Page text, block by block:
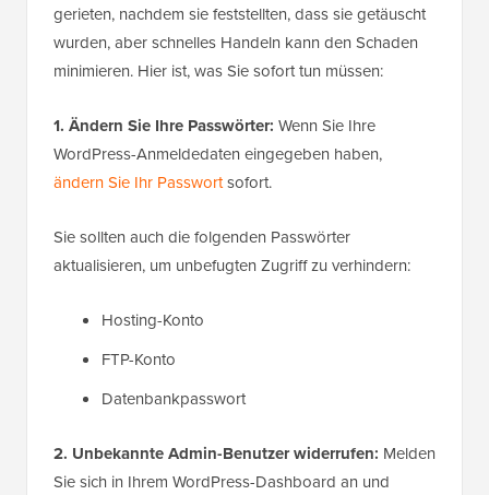
gerieten, nachdem sie feststellten, dass sie getäuscht
wurden, aber schnelles Handeln kann den Schaden
minimieren. Hier ist, was Sie sofort tun müssen:
1. Ändern Sie Ihre Passwörter: Wenn Sie Ihre
WordPress-Anmeldedaten eingegeben haben,
ändern Sie Ihr Passwortsofort.
Sie sollten auch die folgenden Passwörter
aktualisieren, um unbefugten Zugriff zu verhindern:
Hosting-Konto
FTP-Konto
Datenbankpasswort
2. Unbekannte Admin-Benutzer widerrufen: Melden
Sie sich in Ihrem WordPress-Dashboard an und